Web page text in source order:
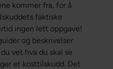
kommer fra, for å
faktiske
ingen lett oppgave!
og beskrivelser
vet hva du skal se
et kosttilskudd. Det